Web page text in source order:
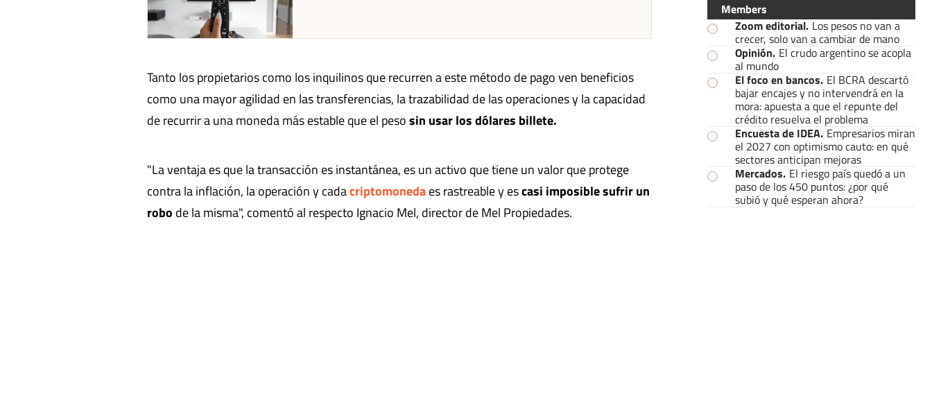
Tanto los propietarios como los inquilinos que recurren a este método de pago ven beneficios
como una mayor agilidad en las transferencias, la trazabilidad de las operaciones y la capacidad
de recurrir a una moneda más estable que el pesosin usar los dólares billete.
"La ventaja es que la transacción es instantánea, es un activo que tiene un valor que protege
contra la inflación, la operación y cadacriptomonedaes rastreable y escasi imposible sufrir un
robo de la misma", comentó al respecto Ignacio Mel, director de Mel Propiedades.
Members
Zoom editorial. Los pesos no van a
crecer, solo van a cambiar de mano
Opinión. El crudo argentino se acopla
al mundo
El foco en bancos. El BCRA descartó
bajar encajes y no intervendrá en la
mora: apuesta a que el repunte del
crédito resuelva el problema
Encuesta de IDEA. Empresarios miran
el 2027 con optimismo cauto: en qué
sectores anticipan mejoras
Mercados. El riesgo país quedó a un
paso de los 450 puntos: ¿por qué
subió y qué esperan ahora?